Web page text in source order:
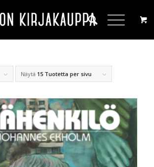
Näytä 15 Tuotetta per sivu